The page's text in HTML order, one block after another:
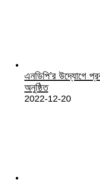
এনডিপি’র উদ্যোগে
অনুষ্ঠিত
2022-12-20